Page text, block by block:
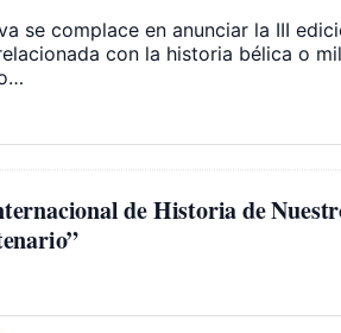
se complace en anunciar la III
con la historia bélica o
de Historia de